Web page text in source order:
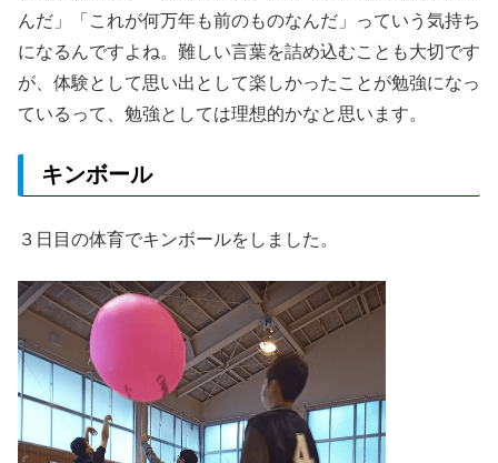
んだ」「これが何万年も前のものなんだ」っていう気持ち
になるんですよね。難しい言葉を詰め込むことも大切です
が、体験として思い出として楽しかったことが勉強になっ
ているって、勉強としては理想的かなと思います。
キンボール
３日目の体育でキンボールをしました。